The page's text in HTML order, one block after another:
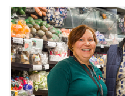
monipuolistuminen sekä
kääntyminen kasvuun.
juomatottumuksissa on
muutoksia. S-ryhmän
kymmenen